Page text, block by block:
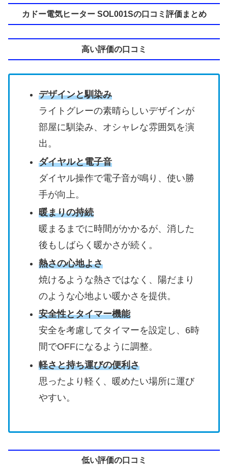
カドー電気ヒーター SOL001Sの口コミ評価まとめ
高い評価の口コミ
デザインと馴染み
ライトグレーの素晴らしいデザインが
部屋に馴染み、オシャレな雰囲気を演
出。
ダイヤルと電子音
ダイヤル操作で電子音が鳴り、使い勝
手が向上。
暖まりの持続
暖まるまでに時間がかかるが、消した
後もしばらく暖かさが続く。
熱さの心地よさ
焼けるような熱さではなく、陽だまり
のような心地よい暖かさを提供。
安全性とタイマー機能
安全を考慮してタイマーを設定し、6時
間でOFFになるように調整。
軽さと持ち運びの便利さ
思ったより軽く、暖めたい場所に運び
やすい。
低い評価の口コミ